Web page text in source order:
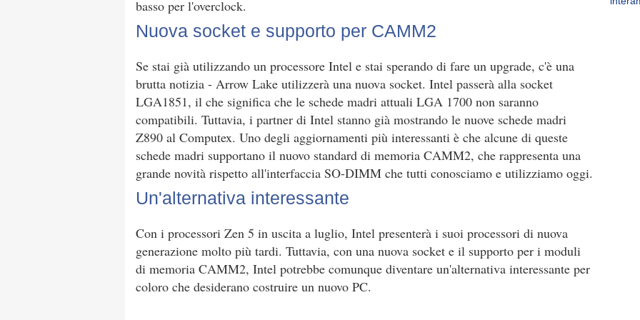
basso per l'overclock.
Nuova socket e supporto per CAMM2
Se stai già utilizzando un processore Intel e stai sperando di fare un upgrade, c'è una
brutta notizia - Arrow Lake utilizzerà una nuova socket. Intel passerà alla socket
LGA1851, il che significa che le schede madri attuali LGA 1700 non saranno
compatibili. Tuttavia, i partner di Intel stanno già mostrando le nuove schede madri
Z890 al Computex. Uno degli aggiornamenti più interessanti è che alcune di queste
schede madri supportano il nuovo standard di memoria CAMM2, che rappresenta una
grande novità rispetto all'interfaccia SO-DIMM che tutti conosciamo e utilizziamo oggi.
Un'alternativa interessante
Con i processori Zen 5 in uscita a luglio, Intel presenterà i suoi processori di nuova
generazione molto più tardi. Tuttavia, con una nuova socket e il supporto per i moduli
di memoria CAMM2, Intel potrebbe comunque diventare un'alternativa interessante per
coloro che desiderano costruire un nuovo PC.